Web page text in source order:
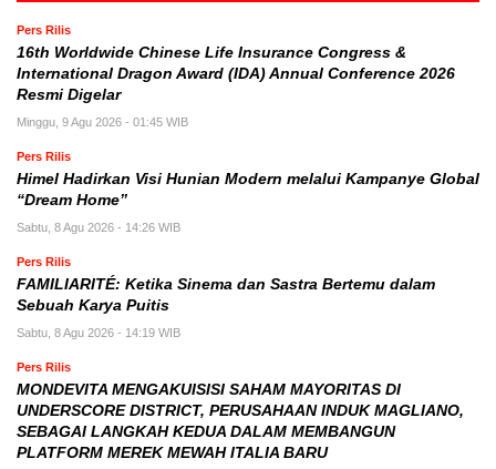
Pers Rilis
16th Worldwide Chinese Life Insurance Congress &
International Dragon Award (IDA) Annual Conference 2026
Resmi Digelar
Minggu, 9 Agu 2026 - 01:45 WIB
Pers Rilis
Himel Hadirkan Visi Hunian Modern melalui Kampanye Global
“Dream Home”
Sabtu, 8 Agu 2026 - 14:26 WIB
Pers Rilis
FAMILIARITÉ: Ketika Sinema dan Sastra Bertemu dalam
Sebuah Karya Puitis
Sabtu, 8 Agu 2026 - 14:19 WIB
Pers Rilis
MONDEVITA MENGAKUISISI SAHAM MAYORITAS DI
UNDERSCORE DISTRICT, PERUSAHAAN INDUK MAGLIANO,
SEBAGAI LANGKAH KEDUA DALAM MEMBANGUN
PLATFORM MEREK MEWAH ITALIA BARU